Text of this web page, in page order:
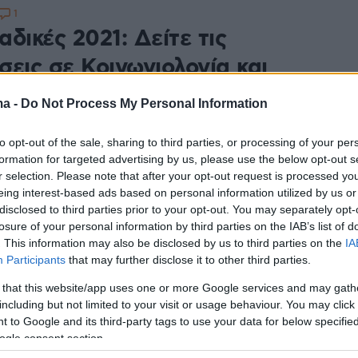
- Do Not Process My Personal Information
opt-out of the sale, sharing to third parties, or processing of your
for targeted advertising by us, please use the below opt-out
selection. Please note that after your opt-out request is processed
interest-based ads based on personal information utilized by us
to third parties prior to your opt-out. You may separately
of your personal information by third parties on the IAB’s list of
This information may also be disclosed by us to third parties on the
Participants that may further disclose it to other third parties.
that this website/app uses one or more Google services and may
but not limited to your visit or usage behaviour. You may
to Google and its third-party tags to use your data for below
consent section.
2021: Δείτε τις
σε Κοινωνιολογία και
- Τα σχόλια του ΟΕΦΕ για τα σημερινά
Χημεία και Πληροφορική
1
2021: Δείτε τα θέματα
Χημεία και
μάθημα δίνουν σήμερα οι υποψήφιοι των ΓΕΛ -
2021 ολοκληρώνονται την Τρίτη με Ιστορία,